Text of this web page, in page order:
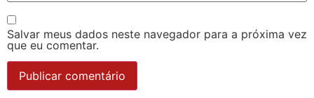
Salvar meus dados neste navegador para a próxima vez
que eu comentar.